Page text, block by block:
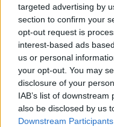
targeted advertising by
section to confirm your
opt-out request is
interest-based ads
us or personal
your opt-out. You may
disclosure of your
IAB’s list of
also be disclosed by us
Downstream Participants
Ακόμα ένα
ανήλικου,
φορά στηνΣκιάθο